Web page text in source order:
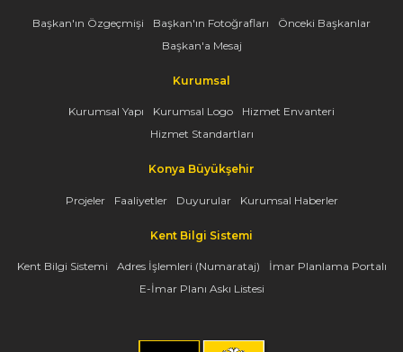
Başkan'ın Özgeçmişi Başkan'ın Fotoğrafları
Önceki Başkanlar
Başkan'a Mesaj
Kurumsal
Kurumsal Yapı Kurumsal Logo
Hizmet Envanteri
Hizmet Standartları
Konya Büyükşehir
Projeler Faaliyetler Duyurular Kurumsal Haberler
Kent Bilgi Sistemi
Kent Bilgi Sistemi Adres İşlemleri (Numarataj)
İmar Planlama Portalı
E-İmar Planı Askı Listesi